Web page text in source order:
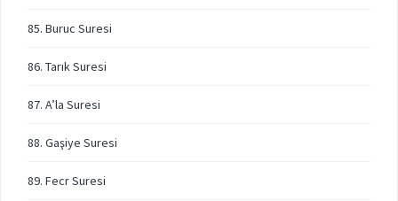
85. Buruc Suresi
86. Tarık Suresi
87. A’la Suresi
88. Gaşiye Suresi
89. Fecr Suresi